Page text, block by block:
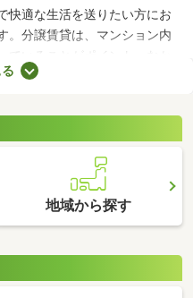
快適な生活を送りたい方にお
。分譲賃貸は、マンション内
ていることがポイント。なか
物件もあるので、グレードの
を見つけてくださいね。
地域から探す